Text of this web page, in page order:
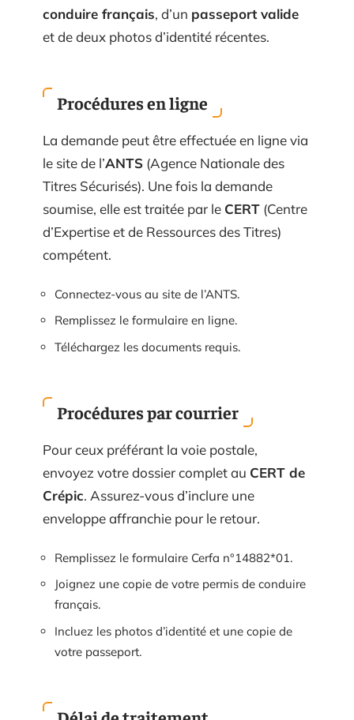
conduire français, d’un passeport valide
et de deux photos d’identité récentes.
Procédures en ligne
La demande peut être effectuée en ligne via
le site de l’ANTS (Agence Nationale des
Titres Sécurisés). Une fois la demande
soumise, elle est traitée par le CERT (Centre
d’Expertise et de Ressources des Titres)
compétent.
Connectez-vous au site de l’ANTS.
Remplissez le formulaire en ligne.
Téléchargez les documents requis.
Procédures par courrier
Pour ceux préférant la voie postale,
envoyez votre dossier complet au CERT de
Crépic. Assurez-vous d’inclure une
enveloppe affranchie pour le retour.
Remplissez le formulaire Cerfa n°14882*01.
Joignez une copie de votre permis de conduire
français.
Incluez les photos d’identité et une copie de
votre passeport.